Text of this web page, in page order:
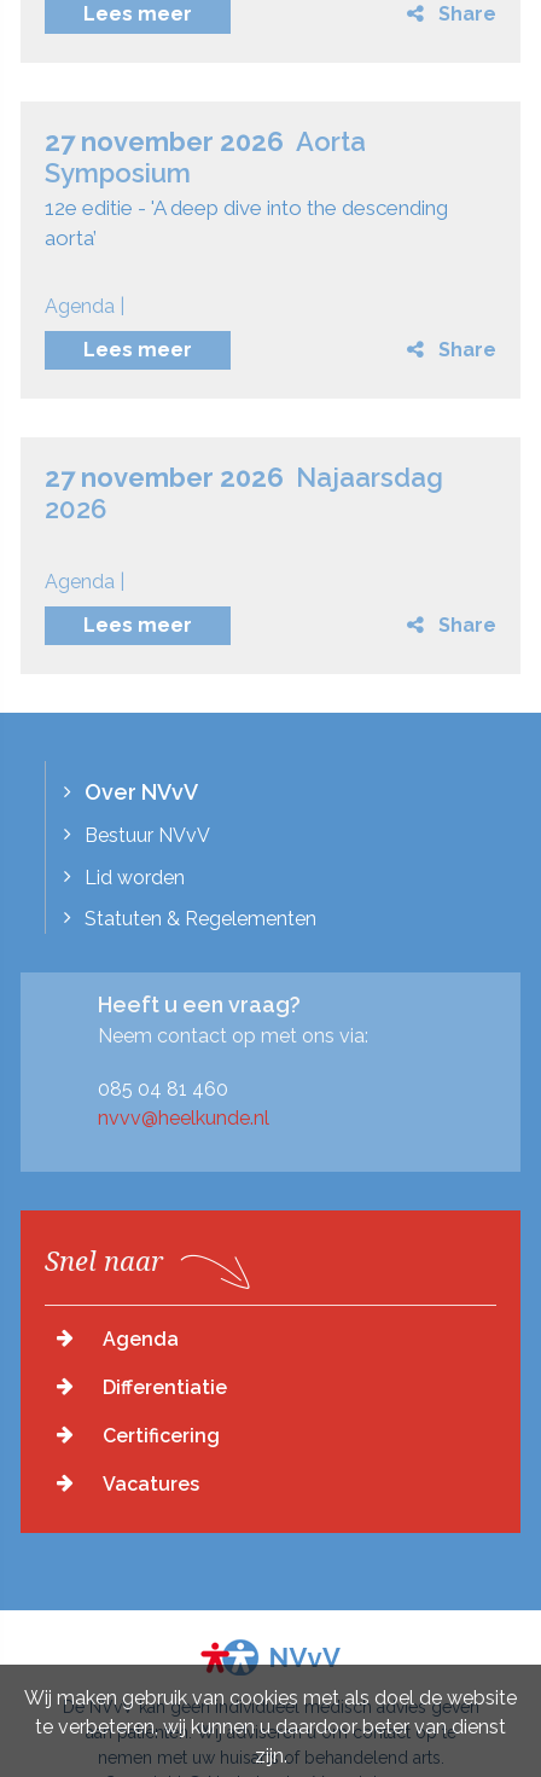
Lees meer
Share
27 november 2026 Aorta
Symposium
12e editie - 'A deep dive into the descending
aorta’
Agenda |
Lees meer
Share
27 november 2026 Najaarsdag
2026
Agenda |
Lees meer
Share
Over NVvV
Bestuur NVvV
Lid worden
Statuten & Regelementen
Heeft u een vraag?
Neem contact op met ons via:
085 04 81 460
nvvv@heelkunde.nl
Snel naar
Agenda
Differentiatie
Certificering
Vacatures
De NVvV kan geen individueel medisch advies geven
aan patiënten. Wij adviseren u om contact op te
nemen met uw huisarts of behandelend arts.
Wij maken gebruik van cookies met als doel de website
te verbeteren, wij kunnen u daardoor beter van dienst
zijn.